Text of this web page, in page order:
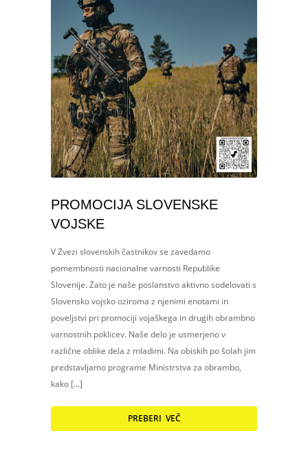
PROMOCIJA SLOVENSKE
VOJSKE
V Zvezi slovenskih častnikov se zavedamo
pomembnosti nacionalne varnosti Republike
Slovenije. Zato je naše poslanstvo aktivno sodelovati s
Slovensko vojsko oziroma z njenimi enotami in
poveljstvi pri promociji vojaškega in drugih obrambno
varnostnih poklicev. Naše delo je usmerjeno v
različne oblike dela z mladimi. Na obiskih po šolah jim
predstavljamo programe Ministrstva za obrambo,
kako […]
PREBERI VEČ